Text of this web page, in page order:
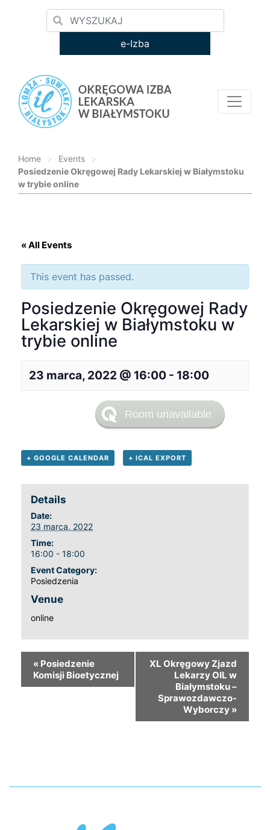
e-Izba
Home > Events
>
Posiedzenie Okręgowej Rady Lekarskiej w Białymstoku
w trybie online
« All Events
This event has passed.
Posiedzenie Okręgowej Rady
Lekarskiej w Białymstoku w
trybie online
23 marca, 2022 @ 16:00 - 18:00
+ GOOGLE CALENDAR + ICAL EXPORT
Details
Date:
23 marca, 2022
Time:
16:00 - 18:00
Event Category:
Posiedzenia
Venue
online
« Posiedzenie
Komisji Bioetycznej
XL Okręgowy Zjazd
Lekarzy OIL w
Białymstoku –
Sprawozdawczo-
Wyborczy »